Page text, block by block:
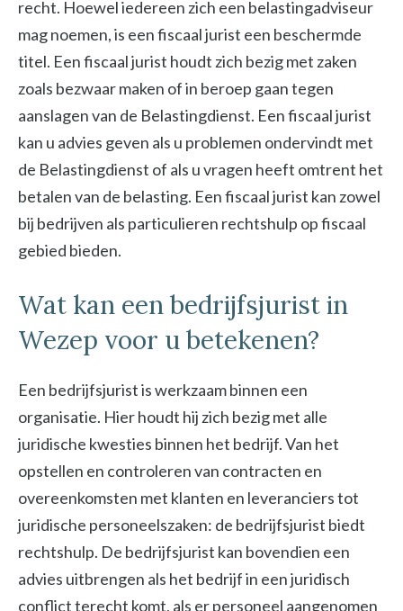
recht. Hoewel iedereen zich een belastingadviseur
mag noemen, is een fiscaal jurist een beschermde
titel. Een fiscaal jurist houdt zich bezig met zaken
zoals bezwaar maken of in beroep gaan tegen
aanslagen van de Belastingdienst. Een fiscaal jurist
kan u advies geven als u problemen ondervindt met
de Belastingdienst of als u vragen heeft omtrent het
betalen van de belasting. Een fiscaal jurist kan zowel
bij bedrijven als particulieren rechtshulp op fiscaal
gebied bieden.
Wat kan een bedrijfsjurist in
Wezep voor u betekenen?
Een bedrijfsjurist is werkzaam binnen een
organisatie. Hier houdt hij zich bezig met alle
juridische kwesties binnen het bedrijf. Van het
opstellen en controleren van contracten en
overeenkomsten met klanten en leveranciers tot
juridische personeelszaken: de bedrijfsjurist biedt
rechtshulp. De bedrijfsjurist kan bovendien een
advies uitbrengen als het bedrijf in een juridisch
conflict terecht komt, als er personeel aangenomen